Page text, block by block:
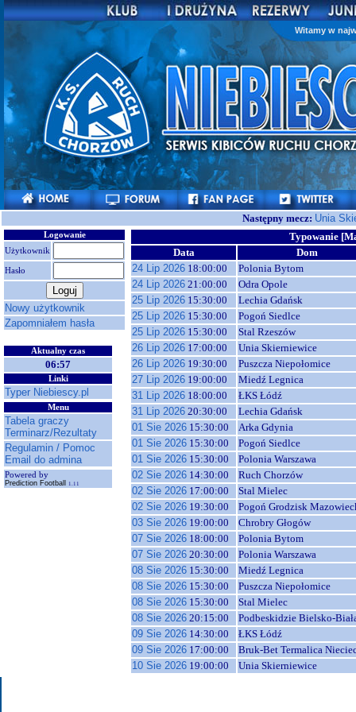
Witamy w
Następny mecz: Unia
Logowanie
Użytkownik
Hasło
Nowy użytkownik
Zapomniałem hasła
Aktualny czas
06:57
Linki
Typer Niebiescy.pl
Menu
Tabela graczy
Terminarz/Rezultaty
Regulamin / Pomoc
Email do admina
Powered by
Prediction Football 1.11
Typowanie
Data
Dom
24 Lip 2026 18:00:00
Polonia Bytom
24 Lip 2026 21:00:00
Odra Opole
25 Lip 2026 15:30:00
Lechia Gdańsk
25 Lip 2026 15:30:00
Pogoń Siedlce
25 Lip 2026 15:30:00
Stal Rzeszów
26 Lip 2026 17:00:00
Unia Skierniewice
26 Lip 2026 19:30:00
Puszcza Niepołomice
27 Lip 2026 19:00:00
Miedź Legnica
31 Lip 2026 18:00:00
ŁKS Łódź
31 Lip 2026 20:30:00
Lechia Gdańsk
01 Sie 2026 15:30:00
Arka Gdynia
01 Sie 2026 15:30:00
Pogoń Siedlce
01 Sie 2026 15:30:00
Polonia Warszawa
02 Sie 2026 14:30:00
Ruch Chorzów
02 Sie 2026 17:00:00
Stal Mielec
02 Sie 2026 19:30:00
Pogoń Grodzisk
03 Sie 2026 19:00:00
Chrobry Głogów
07 Sie 2026 18:00:00
Polonia Bytom
07 Sie 2026 20:30:00
Polonia Warszawa
08 Sie 2026 15:30:00
Miedź Legnica
08 Sie 2026 15:30:00
Puszcza Niepołomice
08 Sie 2026 15:30:00
Stal Mielec
08 Sie 2026 20:15:00
Podbeskidzie Bielsko-
09 Sie 2026 14:30:00
ŁKS Łódź
09 Sie 2026 17:00:00
Bruk-Bet Termalica
10 Sie 2026 19:00:00 Unia Skierniewice